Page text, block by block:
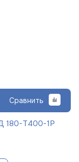
Сравнить
180-Т400-1Р